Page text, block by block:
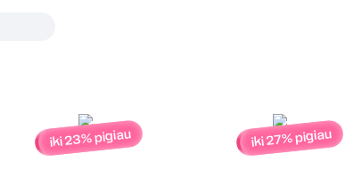
Bandelės su
iki 23% pigiau iki 27% pigiau